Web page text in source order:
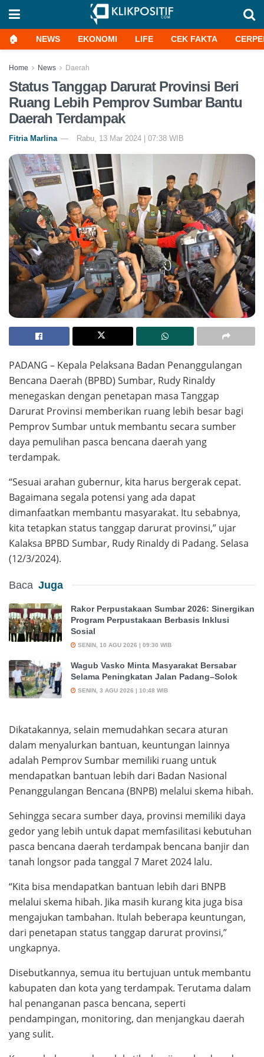
🏠 NEWS EKONOMI LIFE CEK FAKTA
Home News Daerah
Status Tanggap Darurat Provinsi Beri
Ruang Lebih Pemprov Sumbar Bantu
Daerah Terdampak
Fitria Marlina Rabu, 13 Mar 2024 | 07:38 WIB
PADANG – Kepala Pelaksana Badan Penanggulangan
Bencana Daerah (BPBD) Sumbar, Rudy Rinaldy
menegaskan dengan penetapan masa Tanggap
Darurat Provinsi memberikan ruang lebih besar bagi
Pemprov Sumbar untuk membantu secara sumber
daya pemulihan pasca bencana daerah yang
terdampak.
“Sesuai arahan gubernur, kita harus bergerak cepat.
Bagaimana segala potensi yang ada dapat
dimanfaatkan membantu masyarakat. Itu sebabnya,
kita tetapkan status tanggap darurat provinsi,” ujar
Kalaksa BPBD Sumbar, Rudy Rinaldy di Padang. Selasa
(12/3/2024).
Baca Juga
Rakor Perpustakaan Sumbar 2026: Sinergikan
Program Perpustakaan Berbasis Inklusi
Sosial
SENIN, 10 AGU 2026 | 09:30 WIB
Wagub Vasko Minta Masyarakat Bersabar
Selama Peningkatan Jalan Padang–Solok
SENIN, 3 AGU 2026 | 10:48 WIB
Dikatakannya, selain memudahkan secara aturan
dalam menyalurkan bantuan, keuntungan lainnya
adalah Pemprov Sumbar memiliki ruang untuk
mendapatkan bantuan lebih dari Badan Nasional
Penanggulangan Bencana (BNPB) melalui skema hibah.
Sehingga secara sumber daya, provinsi memiliki daya
gedor yang lebih untuk dapat memfasilitasi kebutuhan
pasca bencana daerah terdampak bencana banjir dan
tanah longsor pada tanggal 7 Maret 2024 lalu.
“Kita bisa mendapatkan bantuan lebih dari BNPB
melalui skema hibah. Jika masih kurang kita juga bisa
mengajukan tambahan. Itulah beberapa keuntungan,
dari penetapan status tanggap darurat provinsi,”
ungkapnya.
Disebutkannya, semua itu bertujuan untuk membantu
kabupaten dan kota yang terdampak. Terutama dalam
hal penanganan pasca bencana, seperti
pendampingan, monitoring, dan menjangkau daerah
yang sulit.